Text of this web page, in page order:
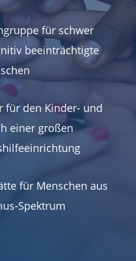
für schwer
beeinträchtigte
für den Kinder- und
einer großen
für Menschen aus
Spektrum